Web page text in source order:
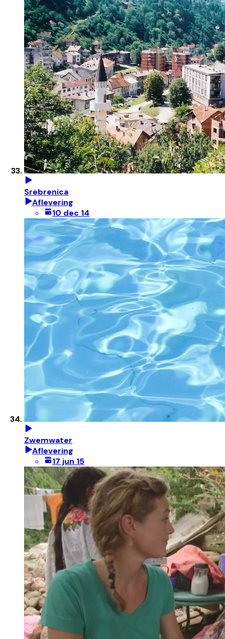
Srebrenica
Aflevering
10 dec 14
Zwemwater
Aflevering
17 jun 15